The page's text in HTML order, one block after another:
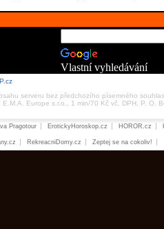
Vlastní vyhledávání
serveru bez předchozího písemného
Europe s.r.o., 1 min/70 Kč vč. DPH, P. O.
Pragotour ErotickyHoroskop.cz HOROR.cz
RekreacniDomy.cz Zeptej se na cokoliv!